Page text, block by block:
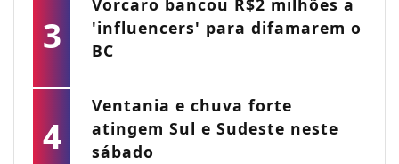
3
Vorcaro bancou R$2 milhões a
'influencers' para difamarem o
BC
4
Ventania e chuva forte
atingem Sul e Sudeste neste
sábado